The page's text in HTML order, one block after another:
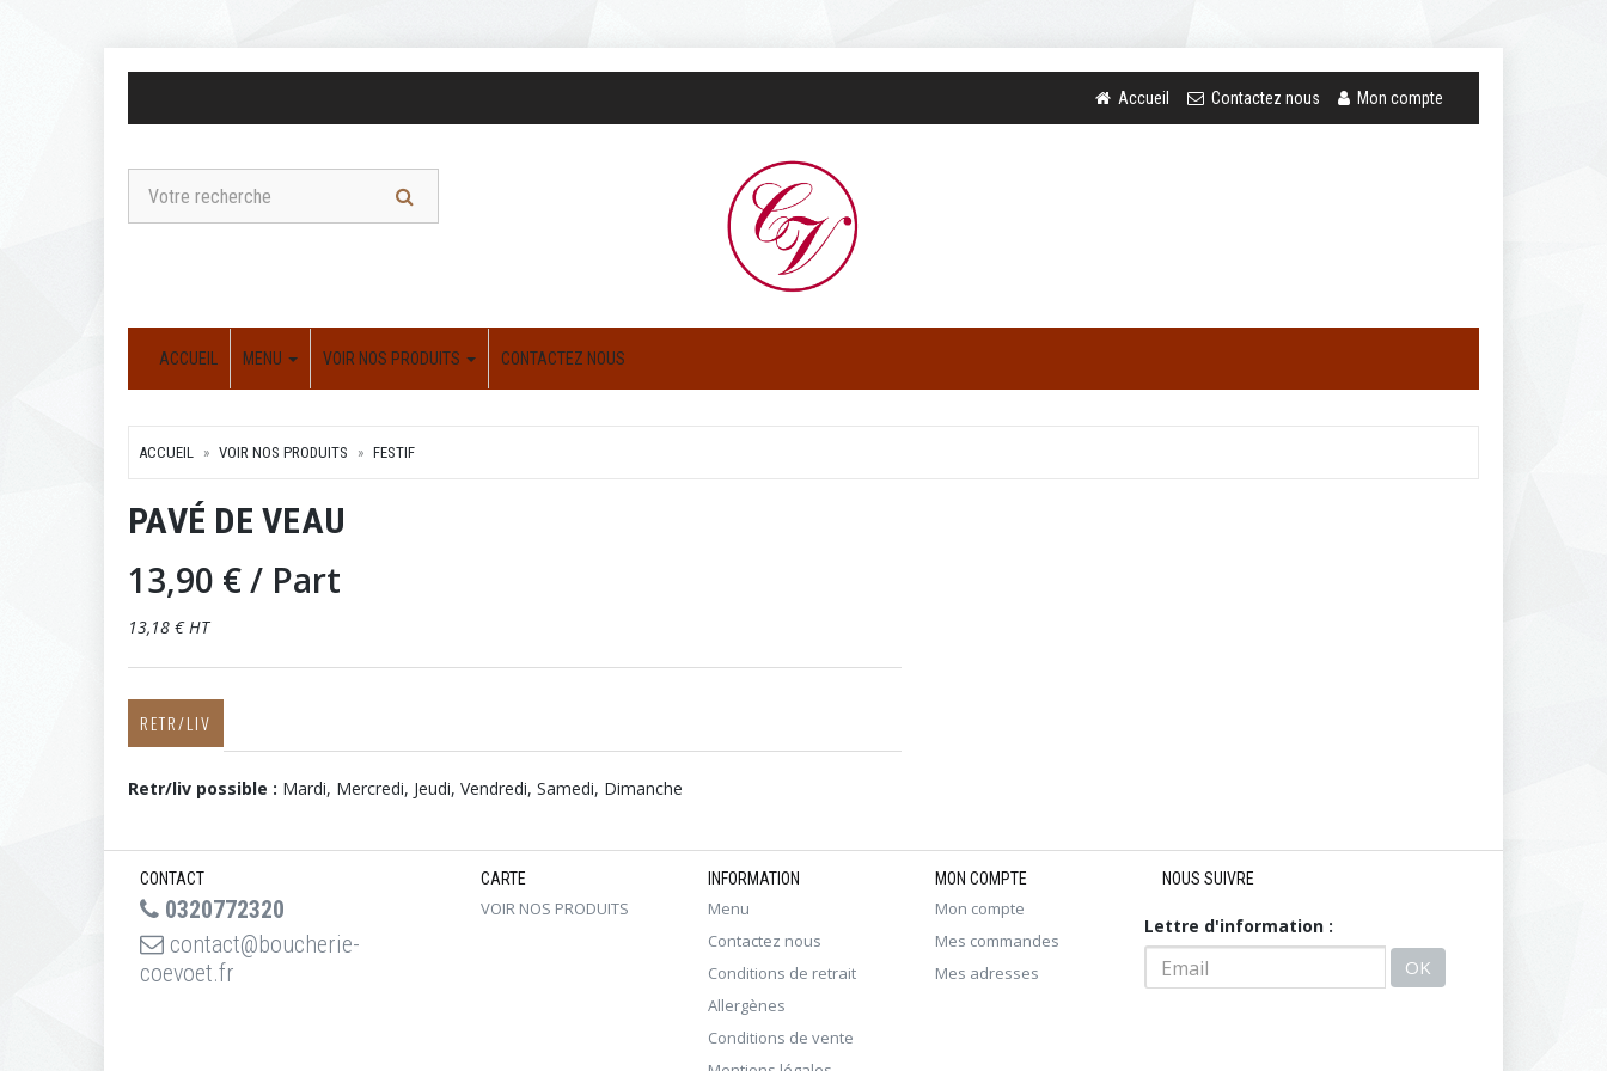
Accueil Contactez nous Mon compte
ACCUEIL MENU VOIR NOS PRODUITS CONTACTEZ NOUS
ACCUEIL VOIR NOS PRODUITS FESTIF
PAVÉ DE VEAU
13,90 €/ Part
13,18 € HT
RETR/LIV
Retr/liv possible : Mardi, Mercredi, Jeudi, Vendredi, Samedi, Dimanche
CONTACT
0320772320
contact@boucherie-
coevoet.fr
CARTE
VOIR NOS PRODUITS
INFORMATION
Menu
Contactez nous
Conditions de retrait
Allergènes
Conditions de vente
MON COMPTE
Mon compte
Mes commandes
Mes adresses
NOUS SUIVRE
Lettre d'information :
OK